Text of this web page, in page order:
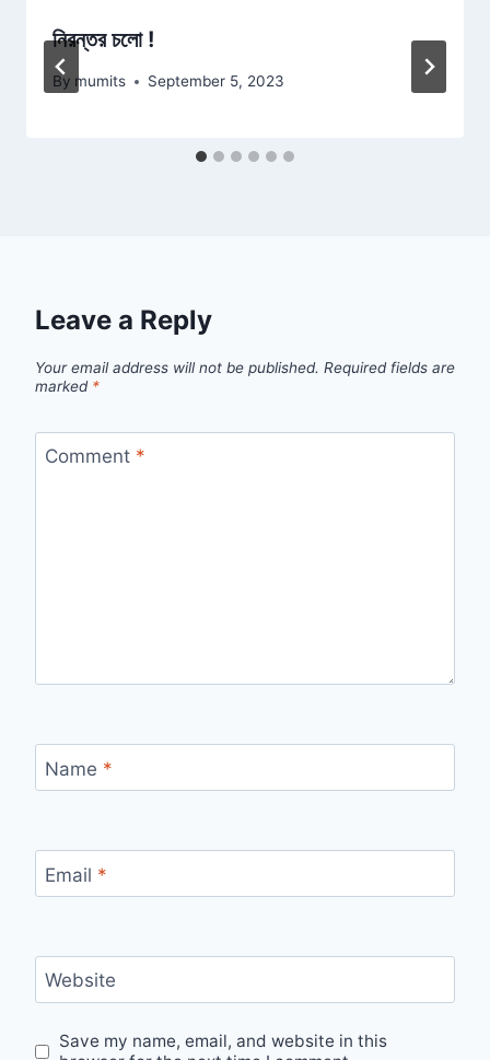
নিরন্তর চলো !
By mumits September 5, 2023
Leave a Reply
Your email address will not be published. Required fields are
marked *
Comment *
Name *
Email *
Website
Save my name, email, and website in this